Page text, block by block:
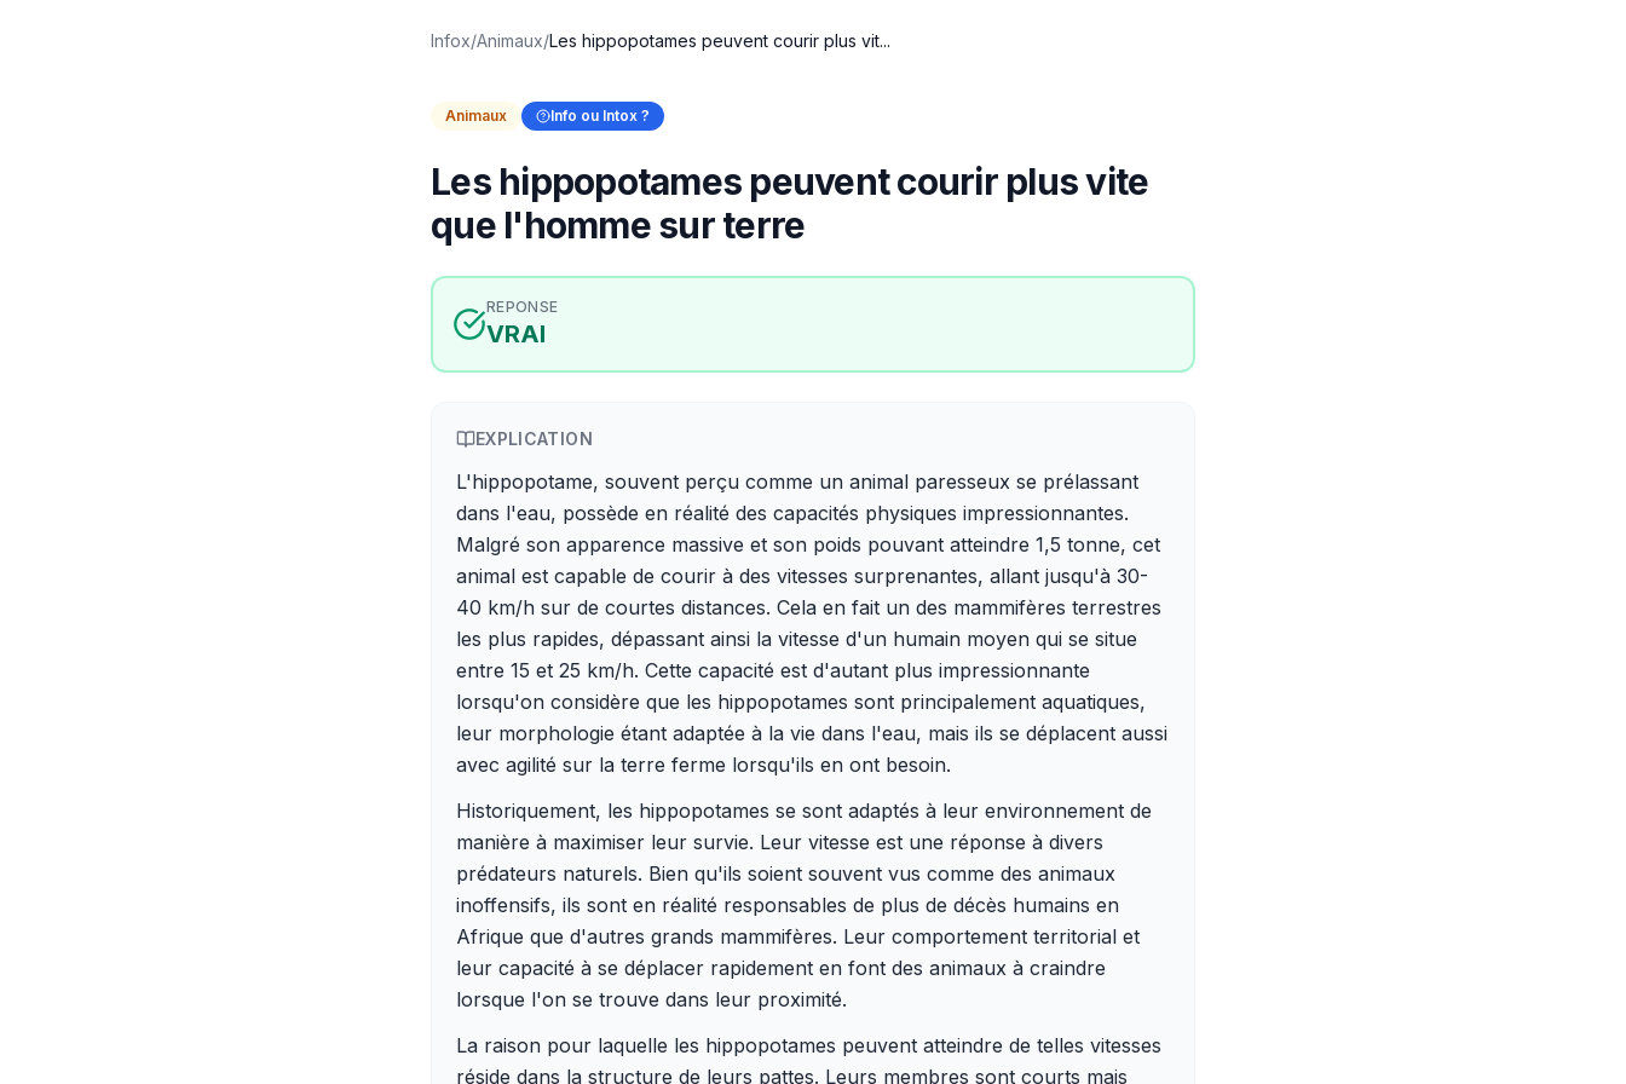
Infox/Animaux/Les hippopotames peuvent courir plus vit...
Animaux Info ou Intox ?
Les hippopotames peuvent courir plus vite
que l'homme sur terre
REPONSE
VRAI
EXPLICATION
L'hippopotame, souvent perçu comme un animal paresseux se prélassant
dans l'eau, possède en réalité des capacités physiques impressionnantes.
Malgré son apparence massive et son poids pouvant atteindre 1,5 tonne, cet
animal est capable de courir à des vitesses surprenantes, allant jusqu'à 30-
40 km/h sur de courtes distances. Cela en fait un des mammifères terrestres
les plus rapides, dépassant ainsi la vitesse d'un humain moyen qui se situe
entre 15 et 25 km/h. Cette capacité est d'autant plus impressionnante
lorsqu'on considère que les hippopotames sont principalement aquatiques,
leur morphologie étant adaptée à la vie dans l'eau, mais ils se déplacent aussi
avec agilité sur la terre ferme lorsqu'ils en ont besoin.
Historiquement, les hippopotames se sont adaptés à leur environnement de
manière à maximiser leur survie. Leur vitesse est une réponse à divers
prédateurs naturels. Bien qu'ils soient souvent vus comme des animaux
inoffensifs, ils sont en réalité responsables de plus de décès humains en
Afrique que d'autres grands mammifères. Leur comportement territorial et
leur capacité à se déplacer rapidement en font des animaux à craindre
lorsque l'on se trouve dans leur proximité.
La raison pour laquelle les hippopotames peuvent atteindre de telles vitesses
réside dans la structure de leurs pattes. Leurs membres sont courts mais